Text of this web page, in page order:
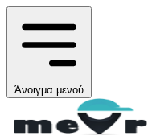
Άνοιγμα μενού